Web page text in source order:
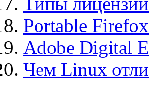
Portable Firefox
Adobe Digital
Чем Linux